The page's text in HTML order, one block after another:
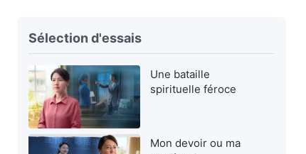
Sélection d'essais
Une bataille
spirituelle féroce
Mon devoir ou ma